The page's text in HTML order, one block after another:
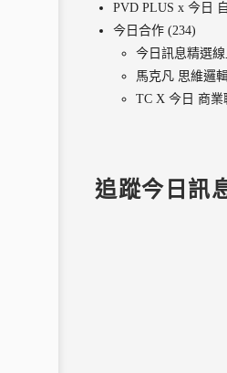
PVD PLUS x 今日
今日合作 (234)
今日訊息精選
馬克凡 思維邏
TC X 今日 商業
追蹤今日訊